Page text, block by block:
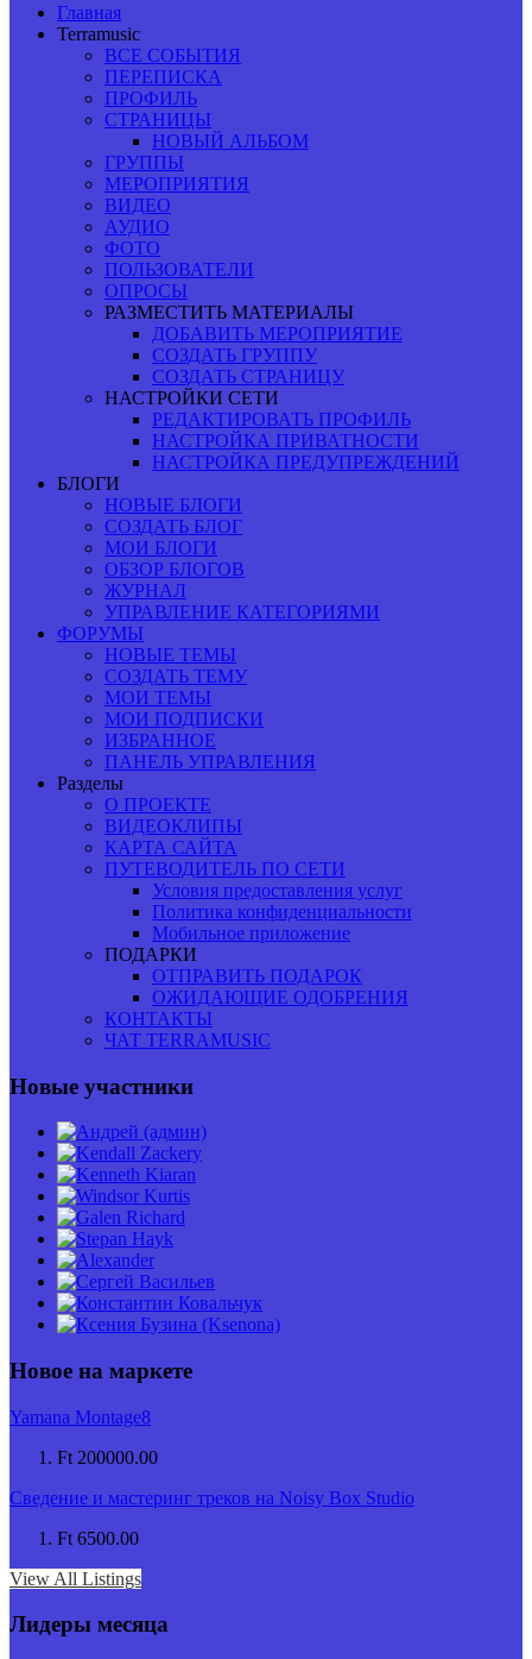
Главная
Terramusic
ВСЕ СОБЫТИЯ
ПЕРЕПИСКА
ПРОФИЛЬ
СТРАНИЦЫ
НОВЫЙ АЛЬБОМ
ГРУППЫ
МЕРОПРИЯТИЯ
ВИДЕО
АУДИО
ФОТО
ПОЛЬЗОВАТЕЛИ
ОПРОСЫ
РАЗМЕСТИТЬ МАТЕРИАЛЫ
ДОБАВИТЬ МЕРОПРИЯТИЕ
СОЗДАТЬ ГРУППУ
СОЗДАТЬ СТРАНИЦУ
НАСТРОЙКИ СЕТИ
РЕДАКТИРОВАТЬ ПРОФИЛЬ
НАСТРОЙКА ПРИВАТНОСТИ
НАСТРОЙКА ПРЕДУПРЕЖДЕНИЙ
БЛОГИ
НОВЫЕ БЛОГИ
СОЗДАТЬ БЛОГ
МОИ БЛОГИ
ОБЗОР БЛОГОВ
ЖУРНАЛ
УПРАВЛЕНИЕ КАТЕГОРИЯМИ
ФОРУМЫ
НОВЫЕ ТЕМЫ
СОЗДАТЬ ТЕМУ
МОИ ТЕМЫ
МОИ ПОДПИСКИ
ИЗБРАННОЕ
ПАНЕЛЬ УПРАВЛЕНИЯ
Разделы
О ПРОЕКТЕ
ВИДЕОКЛИПЫ
КАРТА САЙТА
ПУТЕВОДИТЕЛЬ ПО СЕТИ
Условия предоставления услуг
Политика конфиденциальности
Мобильное приложение
ПОДАРКИ
ОТПРАВИТЬ ПОДАРОК
ОЖИДАЮЩИЕ ОДОБРЕНИЯ
КОНТАКТЫ
ЧАТ TERRAMUSIC
Новые участники
Новое на маркете
Yamana Montage8
Ft 200000.00
Сведение и мастеринг треков на Noisy Box Studio
Ft 6500.00
View All Listings
Лидеры месяца